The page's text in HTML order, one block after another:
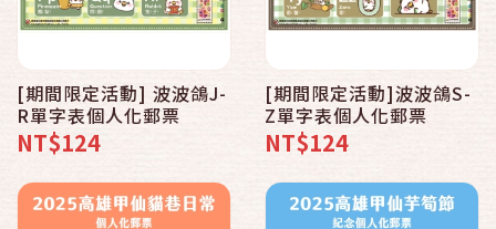
[期間限定活動] 波波鴿J-
R單字表個人化郵票
NT$124
[期間限定活動]波波鴿S-
Z單字表個人化郵票
NT$124